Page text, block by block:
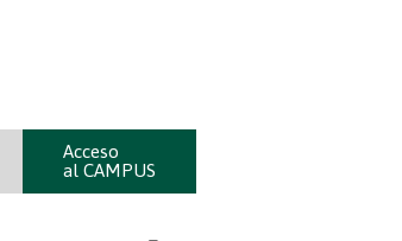
Acceso
al CAMPUS